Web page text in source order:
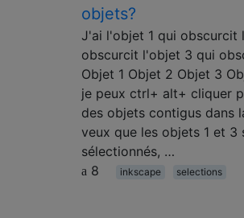
objets?
J'ai l'objet 1 qui obscurcit
obscurcit l'objet 3 qui
Objet 1 Objet 2 Objet 3
je peux ctrl+ alt+ cliquer
des objets contigus dans
veux que les objets 1 et 3
sélectionnés, …
8
inkscape selections